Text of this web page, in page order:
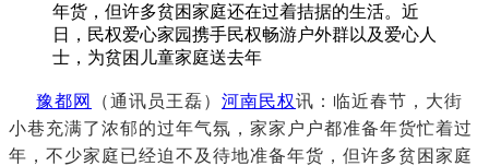
年货，但许多贫困家庭还在过着拮据的生活。近
日，民权爱心家园携手民权畅游户外群以及爱心人
士，为贫困儿童家庭送去年
豫都网 （通讯员王磊） 河南民权讯：临近春节，大街
小巷充满了浓郁的过年气氛，家家户户都准备年货忙着过
年，不少家庭已经迫不及待地准备年货，但许多贫困家庭